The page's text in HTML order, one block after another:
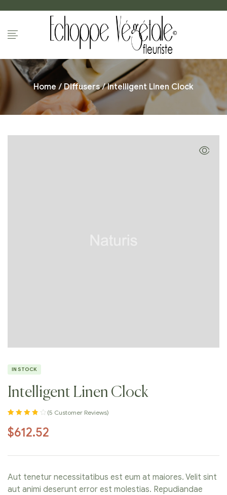
Home/Diffusers/ Intelligent Linen Clock
IN STOCK
Intelligent Linen Clock
out of 5
(5 Customer Reviews)
$612.52
Aut tenetur necessitatibus est eum at maiores. Velit sint
aut animi deserunt error est molestias. Repudiandae